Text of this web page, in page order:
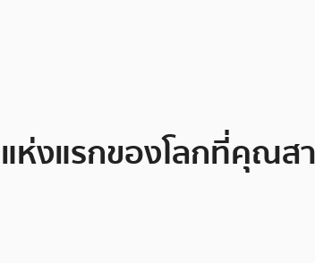
ห่งแรกของโลกที่คุณส